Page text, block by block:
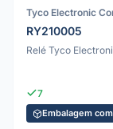
Tyco Electronic
RY210005
Relé Tyco
7
Embalagem